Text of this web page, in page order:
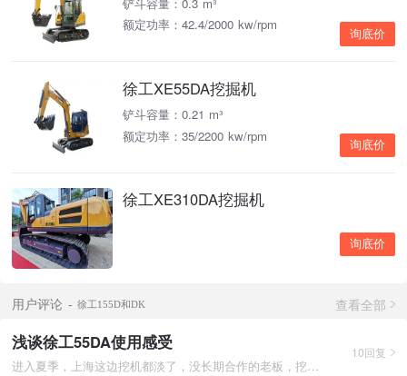
额定功率：42.4/2000 kw/rpm
询底价
徐工XE55DA挖掘机
铲斗容量：0.21 m³
额定功率：35/2200 kw/rpm
询底价
徐工XE310DA挖掘机
询底价
用户评论 徐工155D和DK 查看全部
浅谈徐工55DA使用感受
进入夏季，上海这边挖机都淡了，没长期合作的老板，挖机一停有时
10回复